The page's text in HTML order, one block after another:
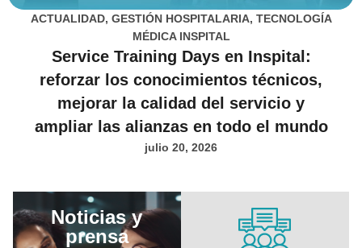
ACTUALIDAD, GESTIÓN HOSPITALARIA, TECNOLOGÍA
MÉDICA INSPITAL
Service Training Days en Inspital:
reforzar los conocimientos técnicos,
mejorar la calidad del servicio y
ampliar las alianzas en todo el mundo
julio 20, 2026
Noticias y
prensa